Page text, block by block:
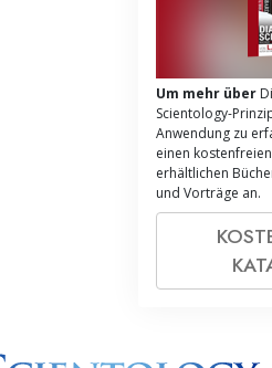
Um mehr über
Scientology-
Anwendung zu
einen
erhältlichen
und Vorträge an.